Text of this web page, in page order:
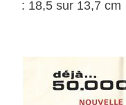
: 18,5 sur 13,7 cm